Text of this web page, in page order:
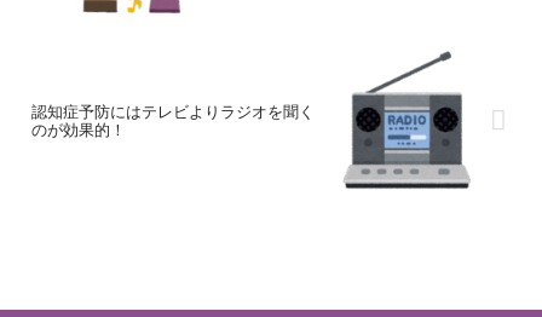
認知症予防にはテレビよりラジオを聞く
のが効果的！